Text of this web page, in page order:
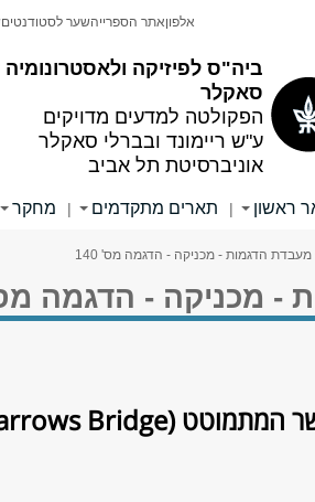
ביה"ס לפיזיקה ולאסטרונומיה
סאקלר
הפקולטה למדעים מדויקים
ע"ש ריימונד ובברלי סאקלר
אוניברסיטת תל אביב
אלפוןאתר הספרייהשער לסטודנטים
ראשון | תארים מתקדמים | מחקר
מעבדת הדגמות - מכניקה - הדגמה מס' 140
מכניקה - הדגמה מס'
המתמוטט Bridge